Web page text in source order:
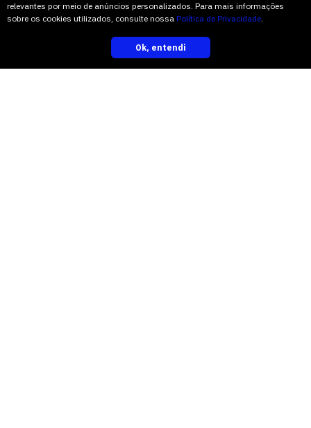
relevantes por meio de anúncios personalizados. Para mais informações
sobre os cookies utilizados, consulte nossa Política de Privacidade.
Ok, entendi
estão em bancos de dados públicos, de
nas quais estudos como o da Univates
ainda não haviam sido realizados.